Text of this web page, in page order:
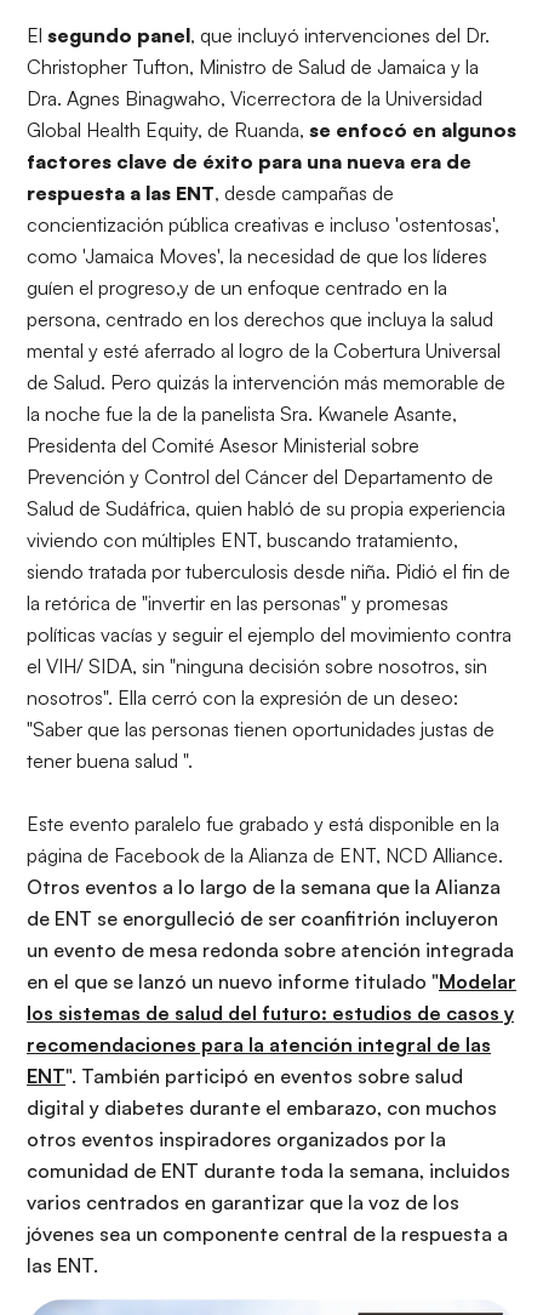
El segundo panel, que incluyó intervenciones del Dr.
Christopher Tufton, Ministro de Salud de Jamaica y la
Dra. Agnes Binagwaho, Vicerrectora de la Universidad
Global Health Equity, de Ruanda, se enfocó en algunos
factores clave de éxito para una nueva era de
respuesta a las ENT, desde campañas de
concientización pública creativas e incluso 'ostentosas',
como 'Jamaica Moves', la necesidad de que los líderes
guíen el progreso,y de un enfoque centrado en la
persona, centrado en los derechos que incluya la salud
mental y esté aferrado al logro de la Cobertura Universal
de Salud. Pero quizás la intervención más memorable de
la noche fue la de la panelista Sra. Kwanele Asante,
Presidenta del Comité Asesor Ministerial sobre
Prevención y Control del Cáncer del Departamento de
Salud de Sudáfrica, quien habló de su propia experiencia
viviendo con múltiples ENT, buscando tratamiento,
siendo tratada por tuberculosis desde niña. Pidió el fin de
la retórica de "invertir en las personas" y promesas
políticas vacías y seguir el ejemplo del movimiento contra
el VIH/ SIDA, sin "ninguna decisión sobre nosotros, sin
nosotros". Ella cerró con la expresión de un deseo:
"Saber que las personas tienen oportunidades justas de
tener buena salud ".
Este evento paralelo fue grabado y está disponible en la
página de Facebook de la Alianza de ENT, NCD Alliance.
Otros eventos a lo largo de la semana que la Alianza
de ENT se enorgulleció de ser coanfitrión incluyeron
un evento de mesa redonda sobre atención integrada
en el que se lanzó un nuevo informe titulado "Modelar
los sistemas de salud del futuro: estudios de casos y
recomendaciones para la atención integral de las
ENT". También participó en eventos sobre salud
digital y diabetes durante el embarazo, con muchos
otros eventos inspiradores organizados por la
comunidad de ENT durante toda la semana, incluidos
varios centrados en garantizar que la voz de los
jóvenes sea un componente central de la respuesta a
las ENT.